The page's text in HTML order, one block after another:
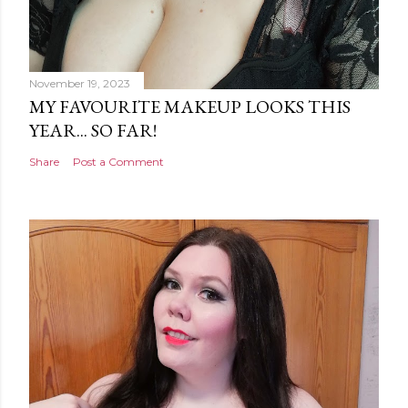
November 19, 2023
MY FAVOURITE MAKEUP LOOKS THIS
YEAR... SO FAR!
Share Post a Comment